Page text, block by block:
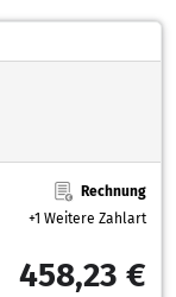
Rechnung
+1 Weitere Zahlart
458,23 €